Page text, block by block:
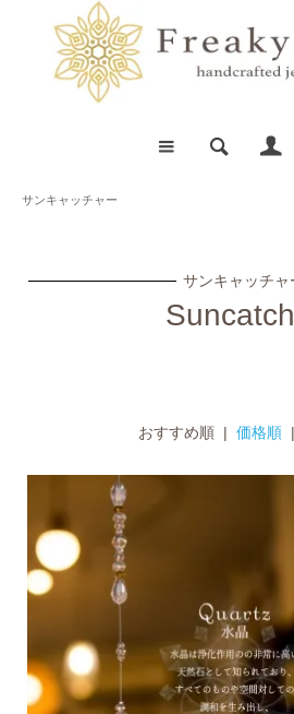
サンキャッチャー
サンキャッチャ
おすすめ順 | 価格順 |